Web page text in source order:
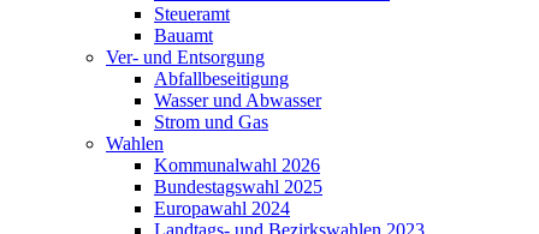
Steueramt
Bauamt
Ver- und Entsorgung
Abfallbeseitigung
Wasser und Abwasser
Strom und Gas
Wahlen
Kommunalwahl 2026
Bundestagswahl 2025
Europawahl 2024
Landtags- und Bezirkswahlen 2023